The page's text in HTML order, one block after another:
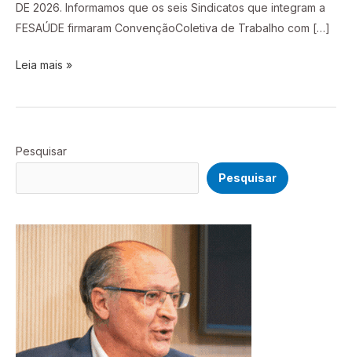
DE 2026. Informamos que os seis Sindicatos que integram a
FESAÚDE firmaram ConvençãoColetiva de Trabalho com […]
Leia mais »
Pesquisar
Pesquisar